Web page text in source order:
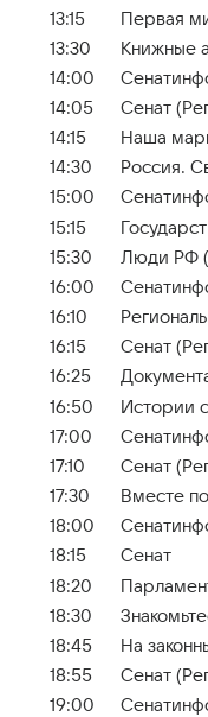
13:15
Первая
13:30
Книжные
14:00
14:05
Сенат
14:15
Наша
14:30
Россия.
15:00
15:15
15:30
Люди РФ
16:00
16:10
16:15
Сенат
16:25
16:50
Истории
17:00
17:10
Сенат
17:30
Вместе
18:00
18:15
Сенат
18:20
18:30
18:45
На
18:55
Сенат
19:00